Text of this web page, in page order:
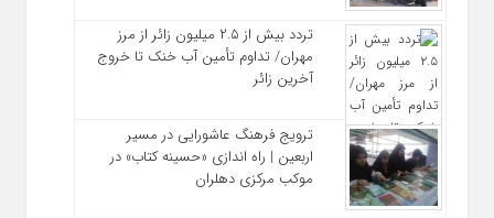
تردد بیش از ۲.۵ میلیون زائر از مرز
مهران/ تداوم تأمین آب خنک تا خروج
آخرین زائر
ترویج فرهنگ عاشورایی در مسیر
اربعین | راه‌ اندازی «حسینه کتاب» در
موکب مرکزی دهلران